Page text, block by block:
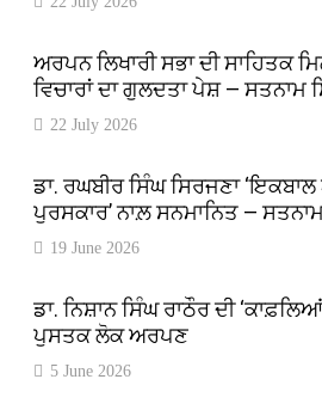
ਅਰਪਨ ਲਿਖਾਰੀ ਸਭਾ ਦੀ ਸਾਹਿਤਕ
ਵਿਚਾਰਾਂ ਦਾ ਗੁਲਦਤਾ ਪੇਸ਼ — ਸਤਨਾਮ
22 July 2026
ਡਾ. ਰਘਬੀਰ ਸਿੰਘ ਸਿਰਜਣਾ
ਪੁਰਸਕਾਰ’ ਨਾਲ਼ ਸਨਮਾਨਿਤ —
19 June 2026
ਡਾ. ਨਿਸ਼ਾਨ ਸਿੰਘ ਰਾਠੌਰ ਦੀ
ਪੁਸਤਕ ਲੋਕ ਅਰਪਣ
5 June 2026